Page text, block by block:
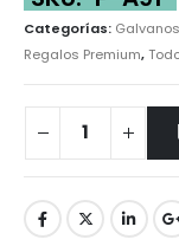
Categorías:
Regalos Premium,